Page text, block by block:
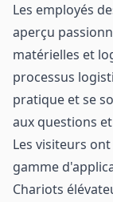
Les employés
aperçu
matérielles et
processus
pratique et se
aux questions
Les visiteurs
gamme
Chariots